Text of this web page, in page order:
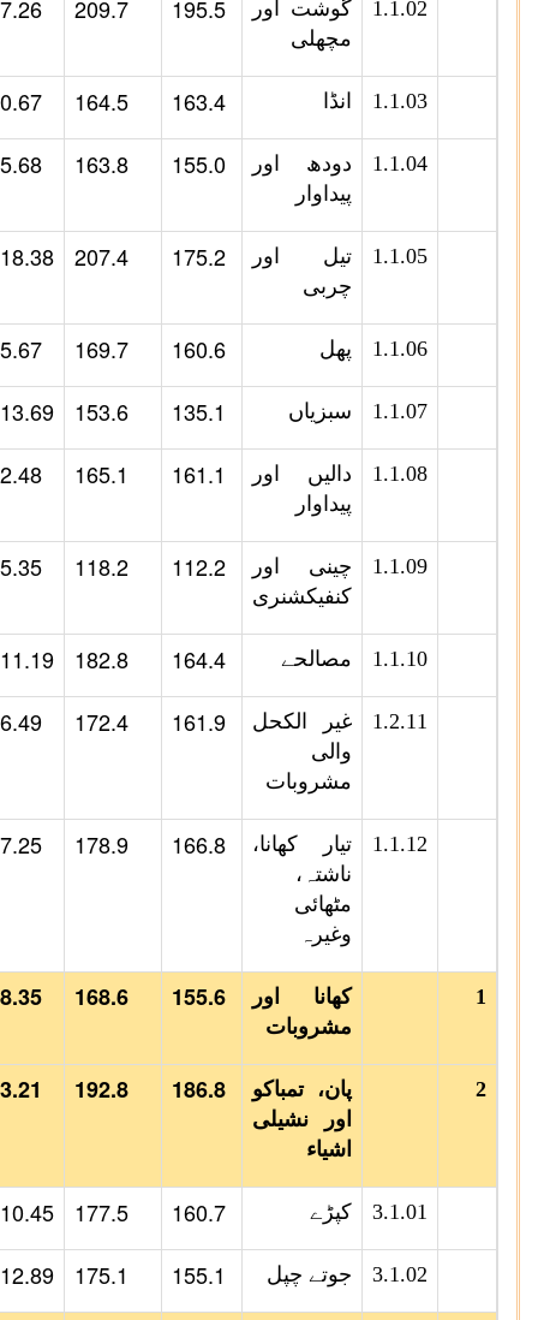
1.1.02
گوشت اور
مچھلی
195.5
209.7
7.26
1.1.03 انڈا 163.4
164.5
0.67
1.1.04
دودھ اور
پیداوار
155.0
163.8
5.68
1.1.05
تیل اور
چربی
175.2
207.4
18.38
1.1.06 پھل 160.6
169.7
5.67
1.1.07 سبزیاں 135.1
153.6
13.69
1.1.08
دالیں اور
پیداوار
161.1
165.1
2.48
1.1.09
چینی اور
کنفیکشنری
112.2
118.2
5.35
1.1.10 مصالحے 164.4
182.8
11.19
1.2.11
غیر الکحل
والی
مشروبات
161.9
172.4
6.49
1.1.12
تیار کھانا،
ناشتہ،
مٹھائی
وغیرہ
166.8
178.9
7.25
1
کھانا اور
مشروبات
155.6
168.6
8.35
2
پان، تمباکو
اور نشیلی
اشیاء
186.8
192.8
3.21
3.1.01 کپڑے 160.7
177.5
10.45
3.1.02 جوتے چپل 155.1
175.1
12.89